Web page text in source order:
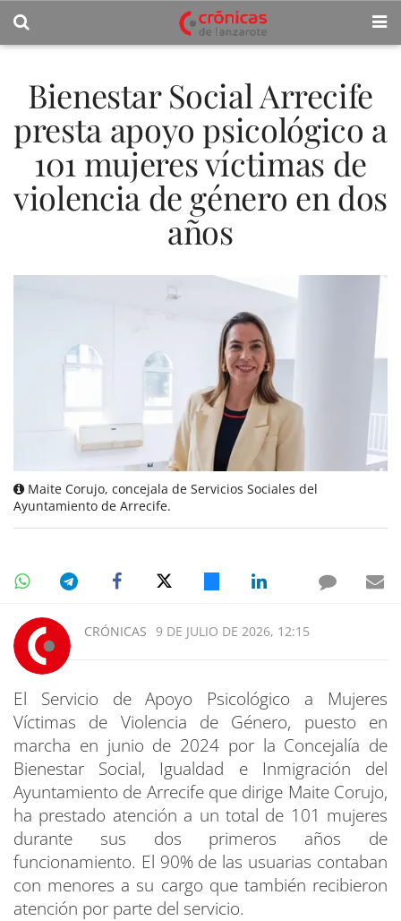
Bienestar Social Arrecife
presta apoyo psicológico a
101 mujeres víctimas de
violencia de género en dos
años
Maite Corujo, concejala de Servicios Sociales del
Ayuntamiento de Arrecife.
CRÓNICAS 9 DE JULIO DE 2026, 12:15
El Servicio de Apoyo Psicológico a Mujeres
Víctimas de Violencia de Género, puesto en
marcha en junio de 2024 por la Concejalía de
Bienestar Social, Igualdad e Inmigración del
Ayuntamiento de Arrecife que dirige Maite Corujo,
ha prestado atención a un total de 101 mujeres
durante sus dos primeros años de
funcionamiento. El 90% de las usuarias contaban
con menores a su cargo que también recibieron
atención por parte del servicio.